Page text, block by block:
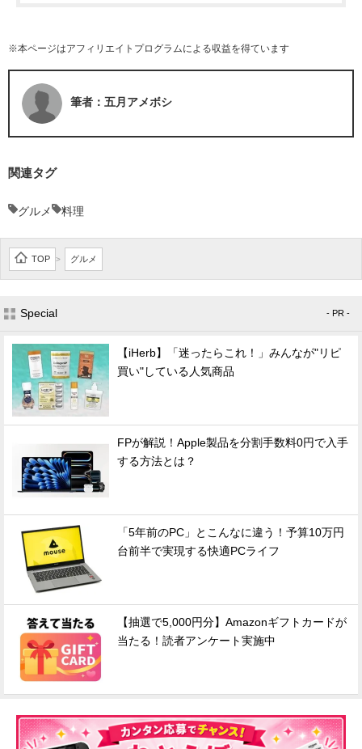
※本ページはアフィリエイトプログラムによる収益を得ています
筆者：五月アメボシ
関連タグ
グルメ 料理
TOP > グルメ
Special - PR -
【iHerb】「迷ったらこれ！」みんなが"リピ
買い"している人気商品
FPが解説！Apple製品を分割手数料0円で入手
する方法とは？
「5年前のPC」とこんなに違う！予算10万円
台前半で実現する快適PCライフ
【抽選で5,000円分】Amazonギフトカードが
当たる！読者アンケート実施中